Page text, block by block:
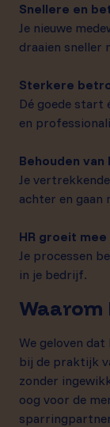
Snellere en
Je nieuwe
draaien sneller
Sterkere
Dé goede start
en
Behouden
Je
achter en gaan
HR groeit
Je processen
in je bedrijf.
Waarom
We geloven
bij de praktijk
zonder
oog voor de